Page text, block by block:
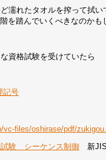
濡れたタオルを搾って拭
を踏んでいくべきなのかも
資格試験を受けていたら
記号
vc-files/oshirase/pdf/
験 シーケンス制御 新JIS